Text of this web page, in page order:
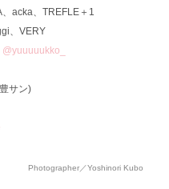
acka、TREFLE＋1
、VERY
@yuuuuukko_
サン)
Photographer／Yoshinori Kubo